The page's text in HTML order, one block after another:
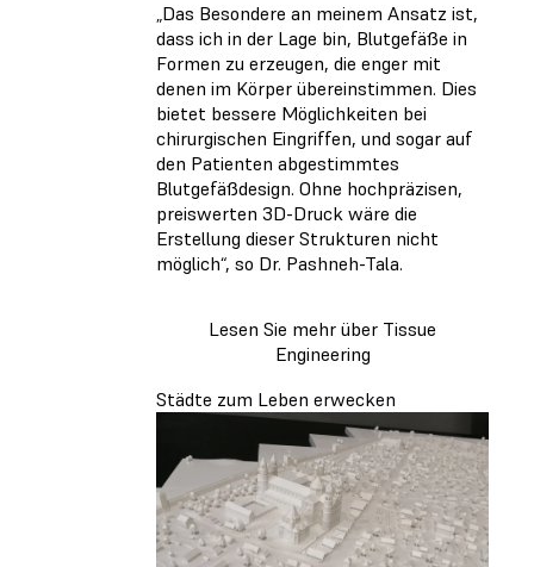
„Das Besondere an meinem Ansatz ist,
dass ich in der Lage bin, Blutgefäße in
Formen zu erzeugen, die enger mit
denen im Körper übereinstimmen. Dies
bietet bessere Möglichkeiten bei
chirurgischen Eingriffen, und sogar auf
den Patienten abgestimmtes
Blutgefäßdesign. Ohne hochpräzisen,
preiswerten 3D-Druck wäre die
Erstellung dieser Strukturen nicht
möglich“, so Dr. Pashneh-Tala.
Lesen Sie mehr über Tissue
Engineering
Städte zum Leben erwecken